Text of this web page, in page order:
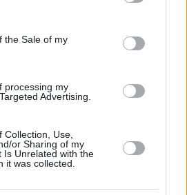
Google and its third-party tags to
specified purposes in below Google
the Sale of my
processing my
Advertising.
Use,
or Sharing of my
Is Unrelated with the
it was collected.
ΣΧΟΛΙΩΝ